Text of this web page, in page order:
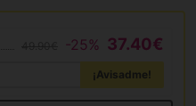
-25% 37.40€
¡Avisadme!